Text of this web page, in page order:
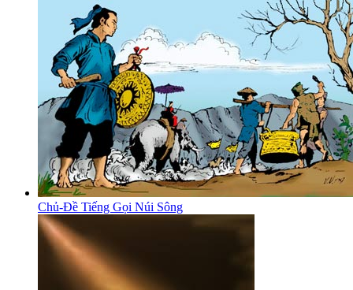
Chủ-Đề Tiếng Gọi Núi Sông